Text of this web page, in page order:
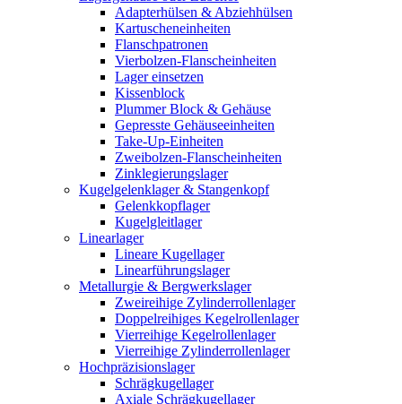
Adapterhülsen & Abziehhülsen
Kartuscheneinheiten
Flanschpatronen
Vierbolzen-Flanscheinheiten
Lager einsetzen
Kissenblock
Plummer Block & Gehäuse
Gepresste Gehäuseeinheiten
Take-Up-Einheiten
Zweibolzen-Flanscheinheiten
Zinklegierungslager
Kugelgelenklager & Stangenkopf
Gelenkkopflager
Kugelgleitlager
Linearlager
Lineare Kugellager
Linearführungslager
Metallurgie & Bergwerkslager
Zweireihige Zylinderrollenlager
Doppelreihiges Kegelrollenlager
Vierreihige Kegelrollenlager
Vierreihige Zylinderrollenlager
Hochpräzisionslager
Schrägkugellager
Axiale Schrägkugellager